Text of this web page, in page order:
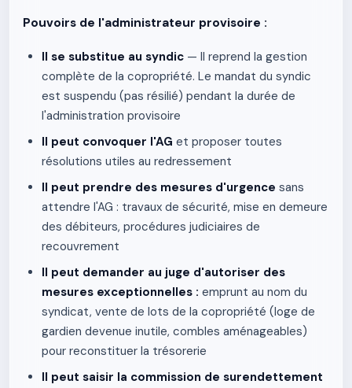
Pouvoirs de l'administrateur provisoire :
Il se substitue au syndic — Il reprend la gestion
complète de la copropriété. Le mandat du syndic
est suspendu (pas résilié) pendant la durée de
l'administration provisoire
Il peut convoquer l'AG et proposer toutes
résolutions utiles au redressement
Il peut prendre des mesures d'urgence sans
attendre l'AG : travaux de sécurité, mise en demeure
des débiteurs, procédures judiciaires de
recouvrement
Il peut demander au juge d'autoriser des
mesures exceptionnelles : emprunt au nom du
syndicat, vente de lots de la copropriété (loge de
gardien devenue inutile, combles aménageables)
pour reconstituer la trésorerie
Il peut saisir la commission de surendettement